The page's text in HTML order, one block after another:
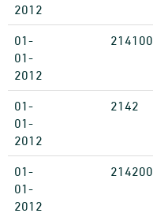
2012
01-
01-
2012
214100
01-
01-
2012
2142
01-
01-
2012
214200